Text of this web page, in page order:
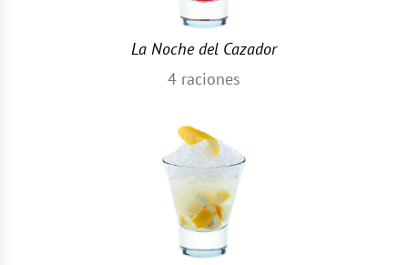
La Noche del Cazador
4 raciones